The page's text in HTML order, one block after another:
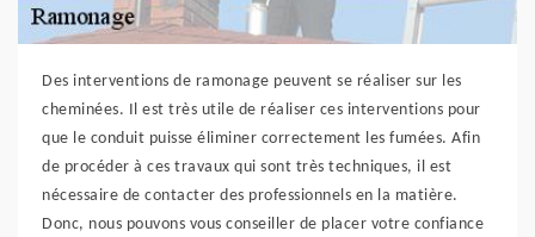
Des interventions de ramonage peuvent se réaliser sur les
cheminées. Il est très utile de réaliser ces interventions pour
que le conduit puisse éliminer correctement les fumées. Afin
de procéder à ces travaux qui sont très techniques, il est
nécessaire de contacter des professionnels en la matière.
Donc, nous pouvons vous conseiller de placer votre confiance